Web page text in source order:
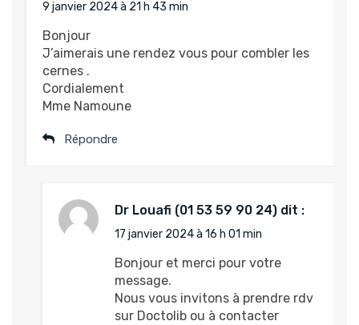
9 janvier 2024 à 21 h 43 min
Bonjour
J’aimerais une rendez vous pour combler les
cernes .
Cordialement
Mme Namoune
Répondre
Dr Louafi dit :
17 janvier 2024 à 16 h 01 min
Bonjour et merci pour votre
message.
Nous vous invitons à prendre rdv
sur Doctolib ou à contacter